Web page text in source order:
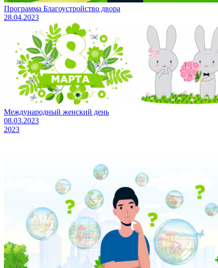
Программа Благоустройство двора
28.04.2023
Международный женский день
08.03.2023
2023